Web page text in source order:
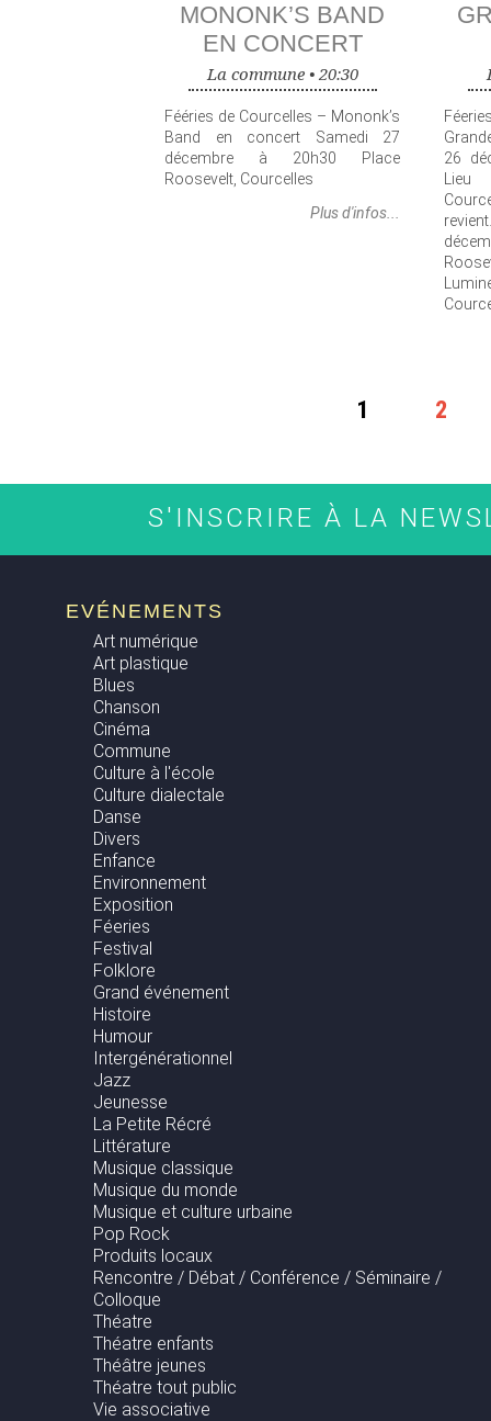
MONONK’S BAND
EN CONCERT
La commune • 20:30
Fééries de Courcelles – Mononk’s
Band en concert Samedi 27
décembre à 20h30 Place
Roosevelt, Courcelles
Plus d'infos...
26
1 2
S'INSCRIRE À LA
EVÉNEMENTS
Art numérique
Art plastique
Blues
Chanson
Cinéma
Commune
Culture à l'école
Culture dialectale
Danse
Divers
Enfance
Environnement
Exposition
Féeries
Festival
Folklore
Grand événement
Histoire
Humour
Intergénérationnel
Jazz
Jeunesse
La Petite Récré
Littérature
Musique classique
Musique du monde
Musique et culture urbaine
Pop Rock
Produits locaux
Rencontre / Débat / Conférence / Séminaire /
Colloque
Théatre
Théatre enfants
Théâtre jeunes
Théatre tout public
Vie associative